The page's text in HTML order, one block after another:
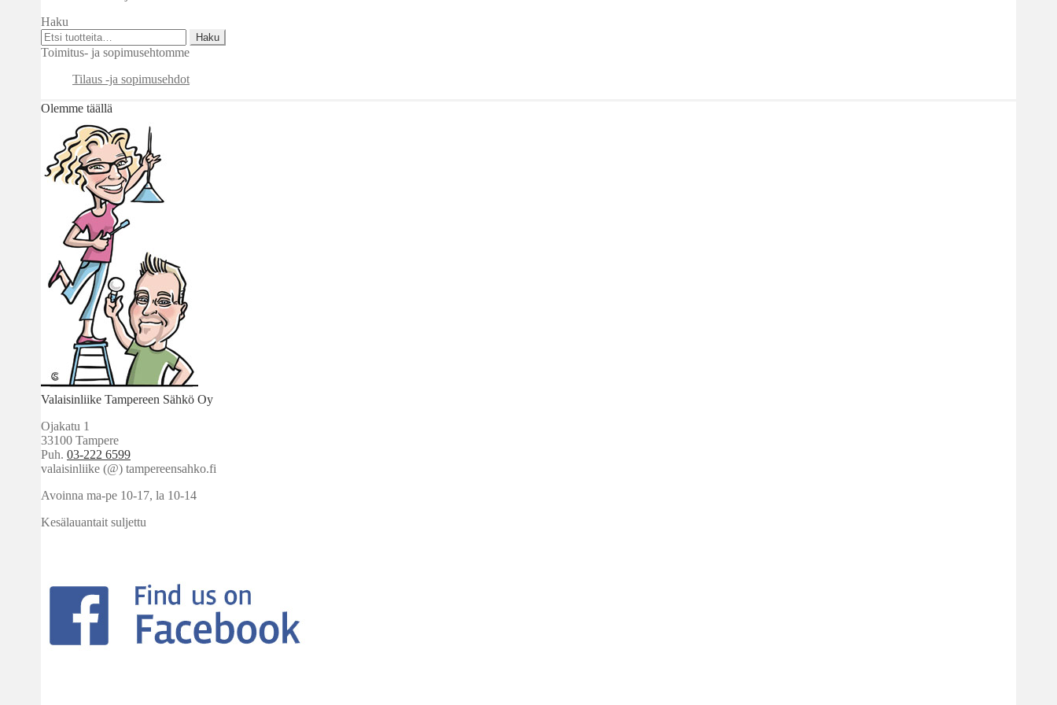
Haku
Etsi:
Haku
Toimitus- ja sopimusehtomme
Tilaus -ja sopimusehdot
Olemme täällä
Valaisinliike Tampereen Sähkö Oy
Ojakatu 1
33100 Tampere
Puh. 03-222 6599
valaisinliike (@) tampereensahko.fi
Avoinna ma-pe 10-17, la 10-14
Kesälauantait suljettu